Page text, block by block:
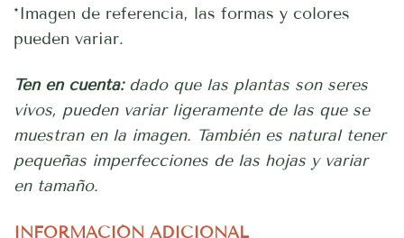
*Imagen de referencia, las formas y colores
pueden variar.
Ten en cuenta:dado que las plantas son seres
vivos, pueden variar ligeramente de las que se
muestran en la imagen. También es natural tener
pequeñas imperfecciones de las hojas y variar
en tamaño.
INFORMACIÓN ADICIONAL